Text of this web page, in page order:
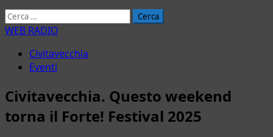
Ricerca
per:
WEB RADIO
Civitavecchia
Eventi
Civitavecchia. Questo weekend
torna il Forte! Festival 2025